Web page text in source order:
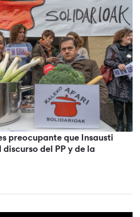
preocupante que Insausti
del PP y de la